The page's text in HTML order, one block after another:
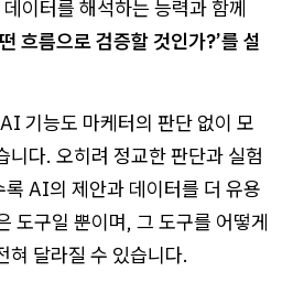
이터를 해석하는 능력과 함께
흐름으로 검증할 것인가?’를 설
기능도 마케터의 판단 없이 모
니다. 오히려 정교한 판단과 실험
AI의 제안과 데이터를 더 유용
도구일 뿐이며, 그 도구를 어떻게
혀 달라질 수 있습니다.